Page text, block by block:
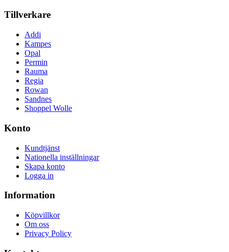
Tillverkare
Addi
Kampes
Opal
Permin
Rauma
Regia
Rowan
Sandnes
Shoppel Wolle
Konto
Kundtjänst
Nationella inställningar
Skapa konto
Logga in
Information
Köpvillkor
Om oss
Privacy Policy